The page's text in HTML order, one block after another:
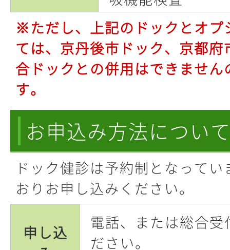
※ただし、上記のドックとオプ
ては、京丹後市ドック、京都
合ドックとの併用はできませ
す。
お申込み方法につい
ドック健診は予約制となって
おりお申し込みください。
申し込
電話、または総合
ださい。